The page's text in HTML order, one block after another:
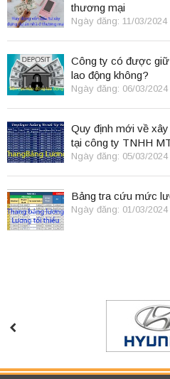
thương mại
Ngày đăng: 11/03/2024
Công ty có được
lao động không?
Ngày đăng: 06/03/2024
Quy định mới về
tại công ty TNHH
điều lệ
Ngày đăng: 05/03/2024
Bảng tra cứu mức
Ngày đăng: 01/03/2024